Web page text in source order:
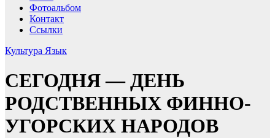
Фотоальбом
Контакт
Ссылки
Культура Язык
СЕГОДНЯ — ДЕНЬ
РОДСТВЕННЫХ ФИННО-
УГОРСКИХ НАРОДОВ